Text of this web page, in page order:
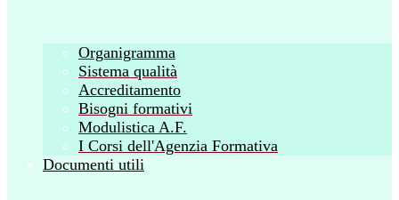
Organigramma
Sistema qualità
Accreditamento
Bisogni formativi
Modulistica A.F.
I Corsi dell'Agenzia Formativa
Documenti utili